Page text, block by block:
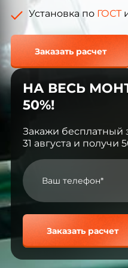
Установка по ГОСТ
Заказать расчет
НА ВЕСЬ
50%!
Закажи бесплатный
31 августа и получи
Заказать расчет